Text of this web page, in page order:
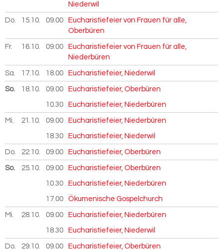
Niederwil
Do. 15.10. 2026
09.00
Eucharistiefeier von Frauen für alle,
Oberbüren
Fr. 16.10. 2026
09.00
Eucharistiefeier von Frauen für alle,
Niederbüren
Sa. 17.10. 2026
18.00 Eucharistiefeier, Niederwil
So. 18.10. 2026
09.00 Eucharistiefeier, Oberbüren
10.30 Eucharistiefeier, Niederbüren
Mi. 21.10. 2026
09.00 Eucharistiefeier, Niederbüren
18.30 Eucharistiefeier, Niederwil
Do. 22.10. 2026
09.00 Eucharistiefeier, Oberbüren
So. 25.10. 2026
09.00 Eucharistiefeier, Oberbüren
10.30 Eucharistiefeier, Niederbüren
17.00 Ökumenische Gospelchurch
Mi. 28.10. 2026
09.00 Eucharistiefeier, Niederbüren
18.30 Eucharistiefeier, Niederwil
Do. 29.10. 2026
09.00 Eucharistiefeier, Oberbüren